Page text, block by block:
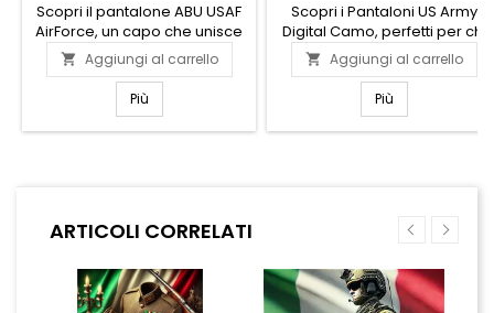
Scopri il pantalone ABU USAF
AirForce, un capo che unisce
funzionalità e stile militare.
Realizzato con materiali
resistenti, offre comfort e
durata per affrontare ogni
sfida quotidiana. Il design
e spazio per tutti i tuoi oggetti
 Aggiungi al carrello
Più
Scopri i Pantaloni US Army
Digital Camo, perfetti per chi
cerca stile e funzionalità.
Realizzati con materiali
resistenti, questi pantaloni
offrono comfort e durata in
ogni situazione. Il design
adattamento all'ambiente.
 Aggiungi al carrello
Più
ARTICOLI CORRELATI